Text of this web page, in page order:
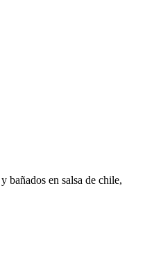
bañados en salsa de chile,